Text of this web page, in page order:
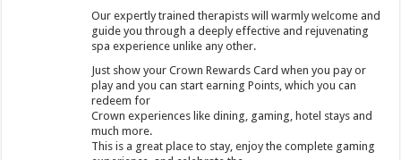
Our expertly trained therapists will warmly welcome and
guide you through a deeply effective and rejuvenating
spa experience unlike any other.
Just show your Crown Rewards Card when you pay or
play and you can start earning Points, which you can
redeem for
Crown experiences like dining, gaming, hotel stays and
much more.
This is a great place to stay, enjoy the complete gaming